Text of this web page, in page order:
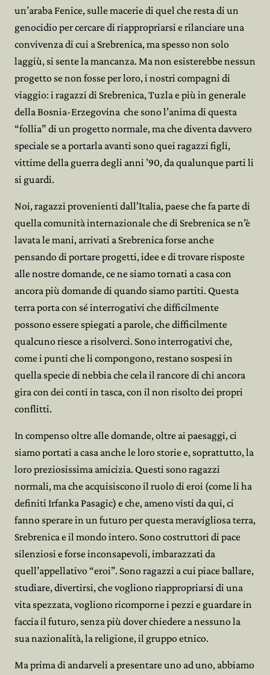
un’araba Fenice, sulle macerie di quel che resta di un
genocidio per cercare di riappropriarsi e rilanciare una
convivenza di cui a Srebrenica, ma spesso non solo
laggiù, si sente la mancanza. Ma non esisterebbe nessun
progetto se non fosse per loro, i nostri compagni di
viaggio: i ragazzi di Srebrenica, Tuzla e più in generale
della Bosnia-Erzegovina che sono l’anima di questa
“follia” di un progetto normale, ma che diventa davvero
speciale se a portarla avanti sono quei ragazzi figli,
vittime della guerra degli anni ’90, da qualunque parti li
si guardi.
Noi, ragazzi provenienti dall’Italia, paese che fa parte di
quella comunità internazionale che di Srebrenica se n’è
lavata le mani, arrivati a Srebrenica forse anche
pensando di portare progetti, idee e di trovare risposte
alle nostre domande, ce ne siamo tornati a casa con
ancora più domande di quando siamo partiti. Questa
terra porta con sé interrogativi che difficilmente
possono essere spiegati a parole, che difficilmente
qualcuno riesce a risolverci. Sono interrogativi che,
come i punti che li compongono, restano sospesi in
quella specie di nebbia che cela il rancore di chi ancora
gira con dei conti in tasca, con il non risolto dei propri
conflitti.
In compenso oltre alle domande, oltre ai paesaggi, ci
siamo portati a casa anche le loro storie e, soprattutto, la
loro preziosissima amicizia. Questi sono ragazzi
normali, ma che acquisiscono il ruolo di eroi (come li ha
definiti Irfanka Pasagic) e che, ameno visti da qui, ci
fanno sperare in un futuro per questa meravigliosa terra,
Srebrenica e il mondo intero. Sono costruttori di pace
silenziosi e forse inconsapevoli, imbarazzati da
quell’appellativo “eroi”. Sono ragazzi a cui piace ballare,
studiare, divertirsi, che vogliono riappropriarsi di una
vita spezzata, vogliono ricomporne i pezzi e guardare in
faccia il futuro, senza più dover chiedere a nessuno la
sua nazionalità, la religione, il gruppo etnico.
Ma prima di andarveli a presentare uno ad uno, abbiamo